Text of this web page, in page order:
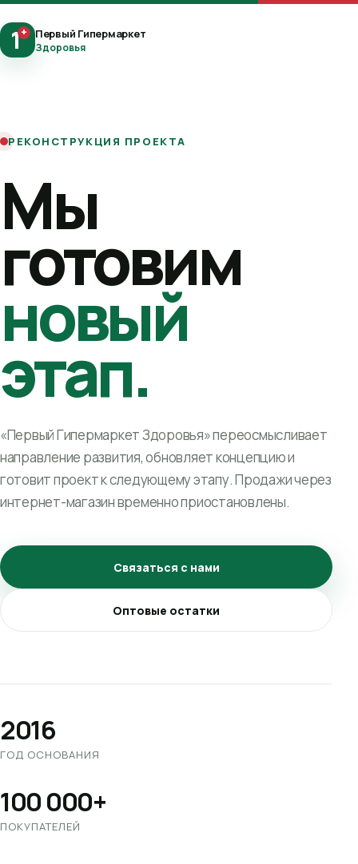
1+ Первый Гипермаркет
Здоровья
РЕКОНСТРУКЦИЯ ПРОЕКТА
Мы
готовим
новый
этап.
«Первый Гипермаркет Здоровья» переосмысливает
направление развития, обновляет концепцию и
готовит проект к следующему этапу. Продажи через
интернет-магазин временно приостановлены.
Связаться с нами
Оптовые остатки
2016
ГОД ОСНОВАНИЯ
100 000+
ПОКУПАТЕЛЕЙ